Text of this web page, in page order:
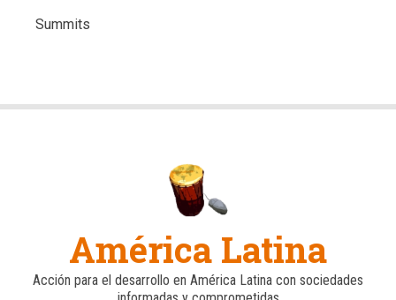
Summits
América Latina
Acción para el desarrollo en América Latina con sociedades